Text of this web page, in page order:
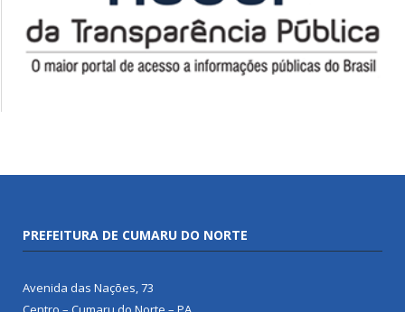
PREFEITURA DE CUMARU DO NORTE
Avenida das Nações, 73